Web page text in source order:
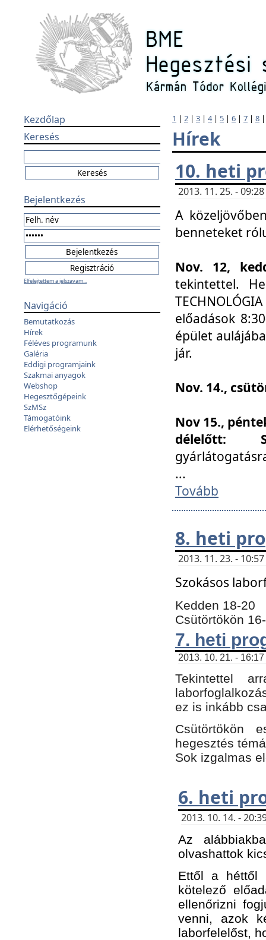
Kezdőlap
Keresés
Bejelentkezés
Elfelejtettem a jelszavam...
Navigáció
Bemutatkozás
Hírek
Féléves programunk
Galéria
Eddigi programjaink
Szakmai anyagok
Webshop
Hegesztőgépeink
SzMSz
Támogatóink
Elérhetőségeink
1 | 2 | 3 | 4| 5 | 6 | 7 | 8
Hírek
10. heti
2013. 11. 25. -
A
benneteket
Nov. 12,
tekintettel.
előadások
épület
jár.
Nov. 14.,
Nov 15.,
délelőtt:
...
Tovább
8. heti
2013. 11. 23. -
Szokásos
Kedden 18-20
Csütörtökön
7. heti
2013. 10. 21. -
Tekintettel
ez is inkább
Csütörtökön
hegesztés
Sok izgalmas
6. heti
2013. 10. 14. -
Az
olvashattok
Ettől a héttől
kötelező
ellenőrizni
venni, azok
laborfelelőst,